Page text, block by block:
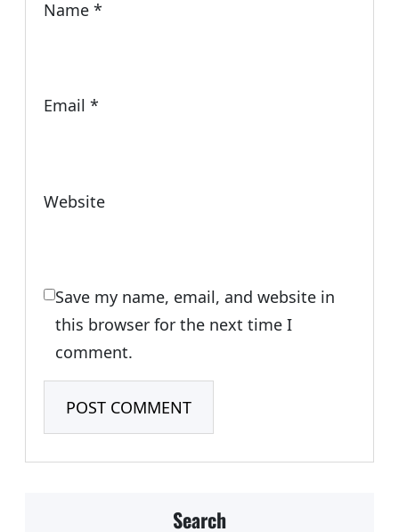
Name *
Email *
Website
Save my name, email, and website in
this browser for the next time I
comment.
Search